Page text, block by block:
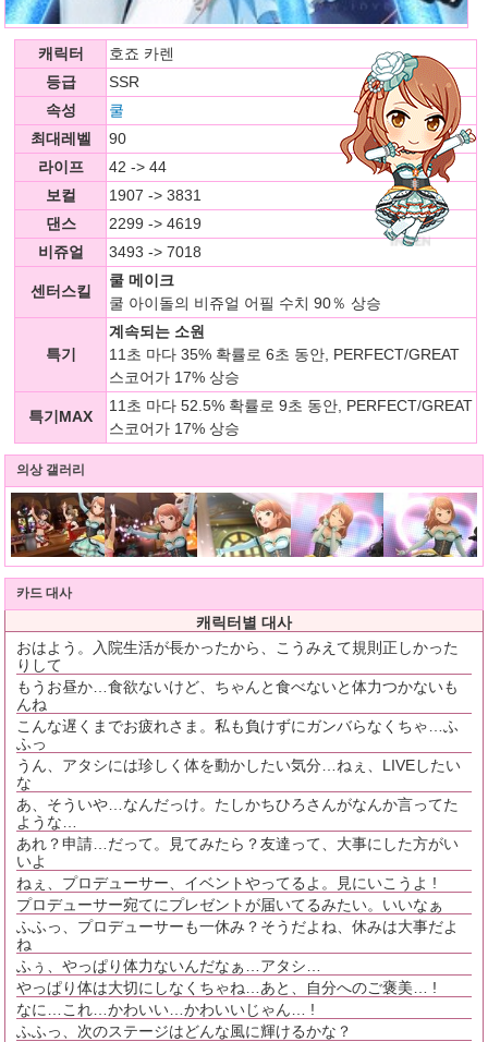
캐릭터
호죠 카렌
등급
SSR
속성
쿨
최대레벨
90
라이프
42 -> 44
보컬
1907 -> 3831
댄스
2299 -> 4619
비쥬얼
3493 -> 7018
센터스킬
쿨 메이크
쿨 아이돌의 비쥬얼 어필 수치 90％ 상승
특기
계속되는 소원
11초 마다 35% 확률로 6초 동안, PERFECT/GREAT
스코어가 17% 상승
특기MAX
11초 마다 52.5% 확률로 9초 동안, PERFECT/GREAT
스코어가 17% 상승
의상 갤러리
카드 대사
캐릭터별 대사
おはよう。入院生活が長かったから、こうみえて規則正しかった
りして
もうお昼か…食欲ないけど、ちゃんと食べないと体力つかないも
んね
こんな遅くまでお疲れさま。私も負けずにガンバらなくちゃ…ふ
ふっ
うん、アタシには珍しく体を動かしたい気分…ねぇ、LIVEしたい
な
あ、そういや…なんだっけ。たしかちひろさんがなんか言ってた
ような…
あれ？申請…だって。見てみたら？友達って、大事にした方がい
いよ
ねぇ、プロデューサー、イベントやってるよ。見にいこうよ !
プロデューサー宛てにプレゼントが届いてるみたい。いいなぁ
ふふっ、プロデューサーも一休み？そうだよね、休みは大事だよ
ね
ふぅ、やっぱり体力ないんだなぁ…アタシ…
やっぱり体は大切にしなくちゃね…あと、自分へのご褒美… !
なに…これ…かわいい…かわいいじゃん… !
ふふっ、次のステージはどんな風に輝けるかな？